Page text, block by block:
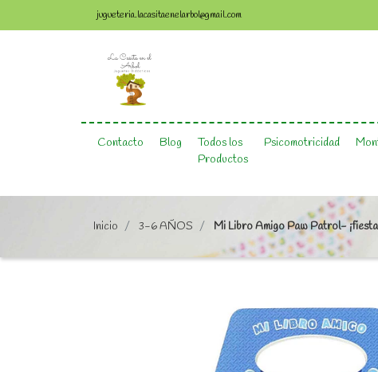
jugueteria.lacasitaenelarbol@gmail.com
Contacto Blog
Todos los
Productos
Psicomotricidad
Inicio 3-6 AÑOS Mi Libro Amigo Paw Patrol-